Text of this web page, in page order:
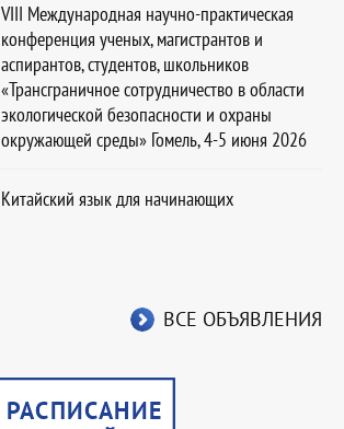
VIII Международная научно-практическая
конференция ученых, магистрантов и
аспирантов, студентов, школьников
«Трансграничное сотрудничество в области
экологической безопасности и охраны
окружающей среды» Гомель, 4-5 июня 2026
Китайский язык для начинающих
ВСЕ ОБЪЯВЛЕНИЯ